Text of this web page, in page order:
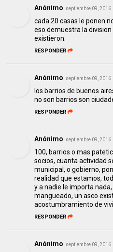
Anónimo septiembre 09, 2016
cada 20 casas le ponen
eso demuestra la
existieron.
RESPONDER
Anónimo septiembre 09, 2016
los barrios de buenos
no son barrios son
RESPONDER
Anónimo septiembre 09, 2016
100, barrios o mas
socios, cuanta actividad
municipal, o gobierno,
realidad que estamos,
y a nadie le importa
mangueado, un asco
acostumbramiento de
RESPONDER
Anónimo septiembre 09, 2016